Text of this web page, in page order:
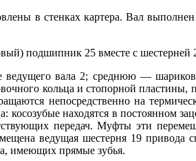
в стенках картера. Вал
подшипник 25 вместе с шестерней
вала 2; среднюю —
кольца и стопорной пластины,
непосредственно на
находятся в постоянном
передач. Муфты эти
ведущая шестерня 19 привода
имеющих прямые зубья.